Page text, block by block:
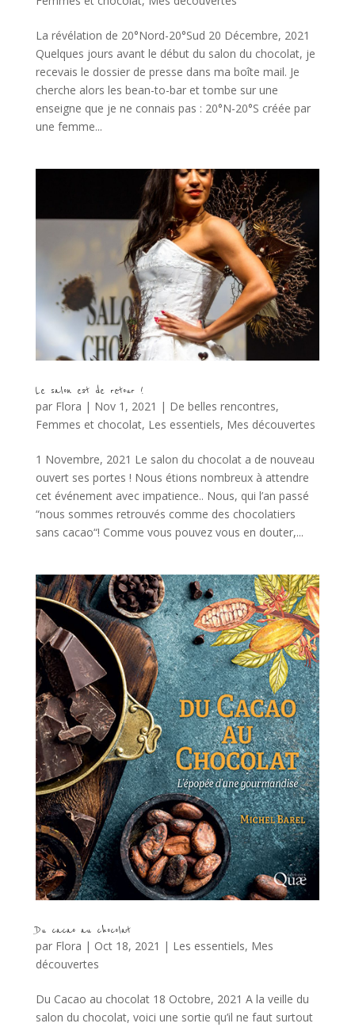
La révélation de 20°Nord-20°Sud 20 Décembre, 2021
Quelques jours avant le début du salon du chocolat, je
recevais le dossier de presse dans ma boîte mail. Je
cherche alors les bean-to-bar et tombe sur une
enseigne que je ne connais pas : 20°N-20°S créée par
une femme...
Le salon est de retour !
par Flora | Nov 1, 2021 | De belles rencontres,
Femmes et chocolat, Les essentiels, Mes découvertes
1 Novembre, 2021 Le salon du chocolat a de nouveau
ouvert ses portes ! Nous étions nombreux à attendre
cet événement avec impatience.. Nous, qui l’an passé
“nous sommes retrouvés comme des chocolatiers
sans cacao“! Comme vous pouvez vous en douter,...
Du cacao au chocolat
par Flora | Oct 18, 2021 | Les essentiels, Mes
découvertes
Du Cacao au chocolat 18 Octobre, 2021 A la veille du
salon du chocolat, voici une sortie qu’il ne faut surtout